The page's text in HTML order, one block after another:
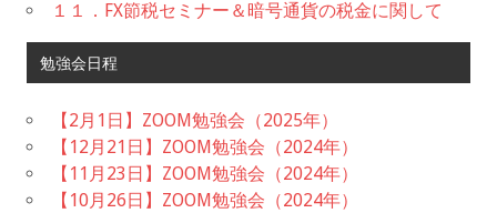
１１．FX節税セミナー＆暗号通貨の税金に関して
勉強会日程
【2月1日】ZOOM勉強会（2025年）
【12月21日】ZOOM勉強会（2024年）
【11月23日】ZOOM勉強会（2024年）
【10月26日】ZOOM勉強会（2024年）